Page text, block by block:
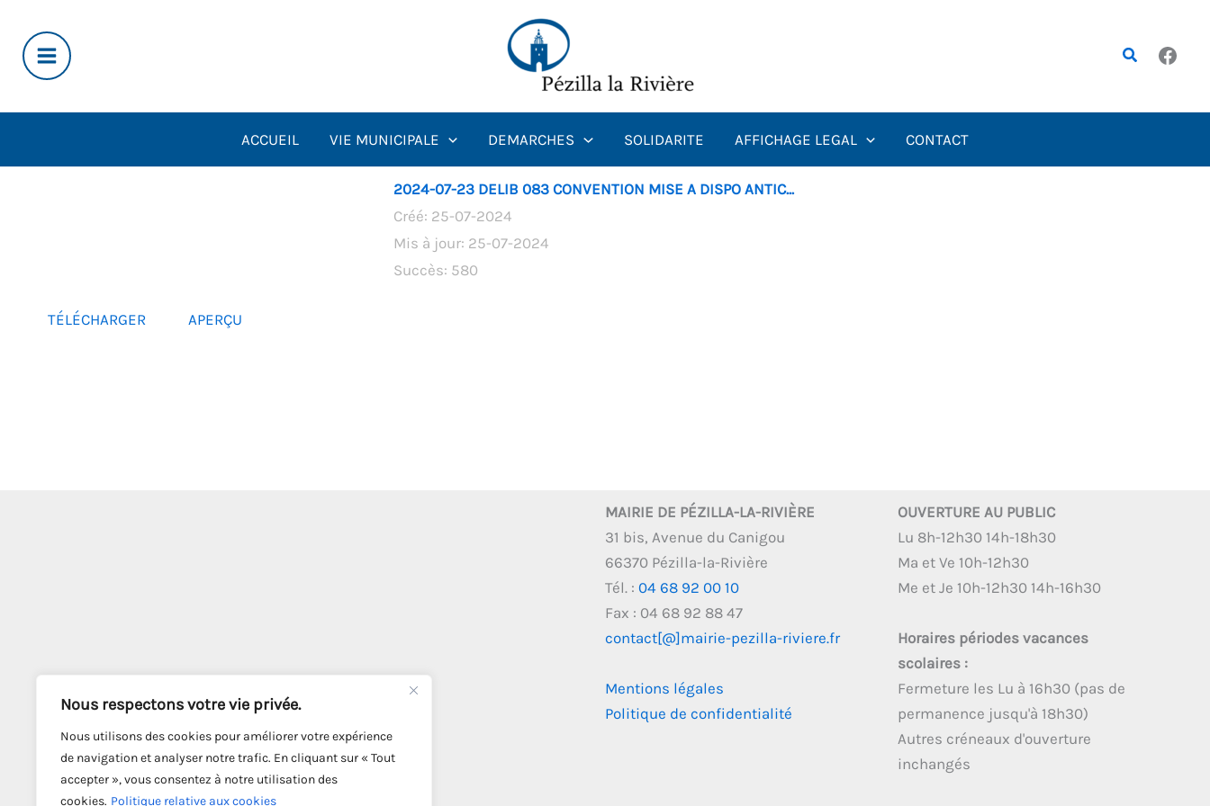
Nous respectons votre vie privée.
Nous utilisons des cookies pour améliorer votre expérience
de navigation et analyser notre trafic. En cliquant sur « Tout
accepter », vous consentez à notre utilisation des
cookies. Politique relative aux cookies
contenu
Rechercher
ACCUEIL VIE MUNICIPALE DEMARCHES SOLIDARITE AFFICHAGE LEGAL CONTACT
2024-07-23 DELIB 083 CONVENTION MISE A DISPO ANTIC...
Créé: 25-07-2024
Mis à jour: 25-07-2024
Succès: 580
TÉLÉCHARGER APERÇU
MAIRIE DE PÉZILLA-LA-RIVIÈRE
31 bis, Avenue du Canigou
66370 Pézilla-la-Rivière
Tél. : 04 68 92 00 10
Fax : 04 68 92 88 47
contact[@]mairie-pezilla-riviere.fr
Mentions légales
Politique de confidentialité
OUVERTURE AU PUBLIC
Lu 8h-12h30 14h-18h30
Ma et Ve 10h-12h30
Me et Je 10h-12h30 14h-16h30
Horaires périodes vacances
scolaires :
Fermeture les Lu à 16h30 (pas de
permanence jusqu'à 18h30)
Autres créneaux d'ouverture
inchangés